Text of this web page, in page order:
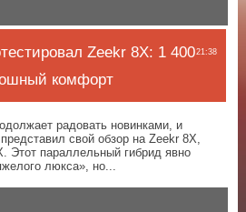
21:38
Zeekr 8X: 1 400
комфорт
радовать новинками, и
свой обзор на Zeekr 8X,
параллельный гибрид явно
люкса», но...